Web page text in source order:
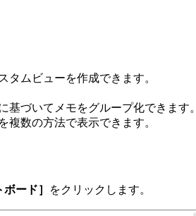
タムビューを作成できます。
づいてメモをグループ化できます。
複数の方法で表示できます。
ボード］ をクリックします。